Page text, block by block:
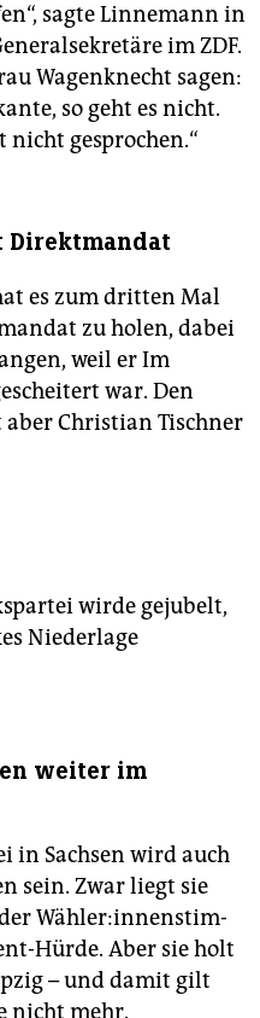
sagte Linnemann in
im ZDF.
Wagenknecht sagen:
so geht es nicht.
gesprochen.“
Direktmandat
es zum dritten Mal
zu holen, dabei
weil er Im
war. Den
Christian Tischner
wirde gejubelt,
Niederlage
weiter im
in Sachsen wird auch
sein. Zwar liegt sie
Wäh­le­r:in­nen­stim­
Hürde. Aber sie holt
– und damit gilt
nicht mehr.